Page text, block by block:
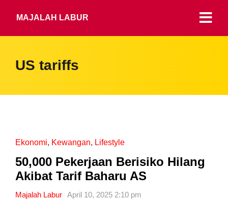
MAJALAH LABUR
US tariffs
Ekonomi, Kewangan, Lifestyle
50,000 Pekerjaan Berisiko Hilang
Akibat Tarif Baharu AS
Majalah Labur April 10, 2025 2:10 pm